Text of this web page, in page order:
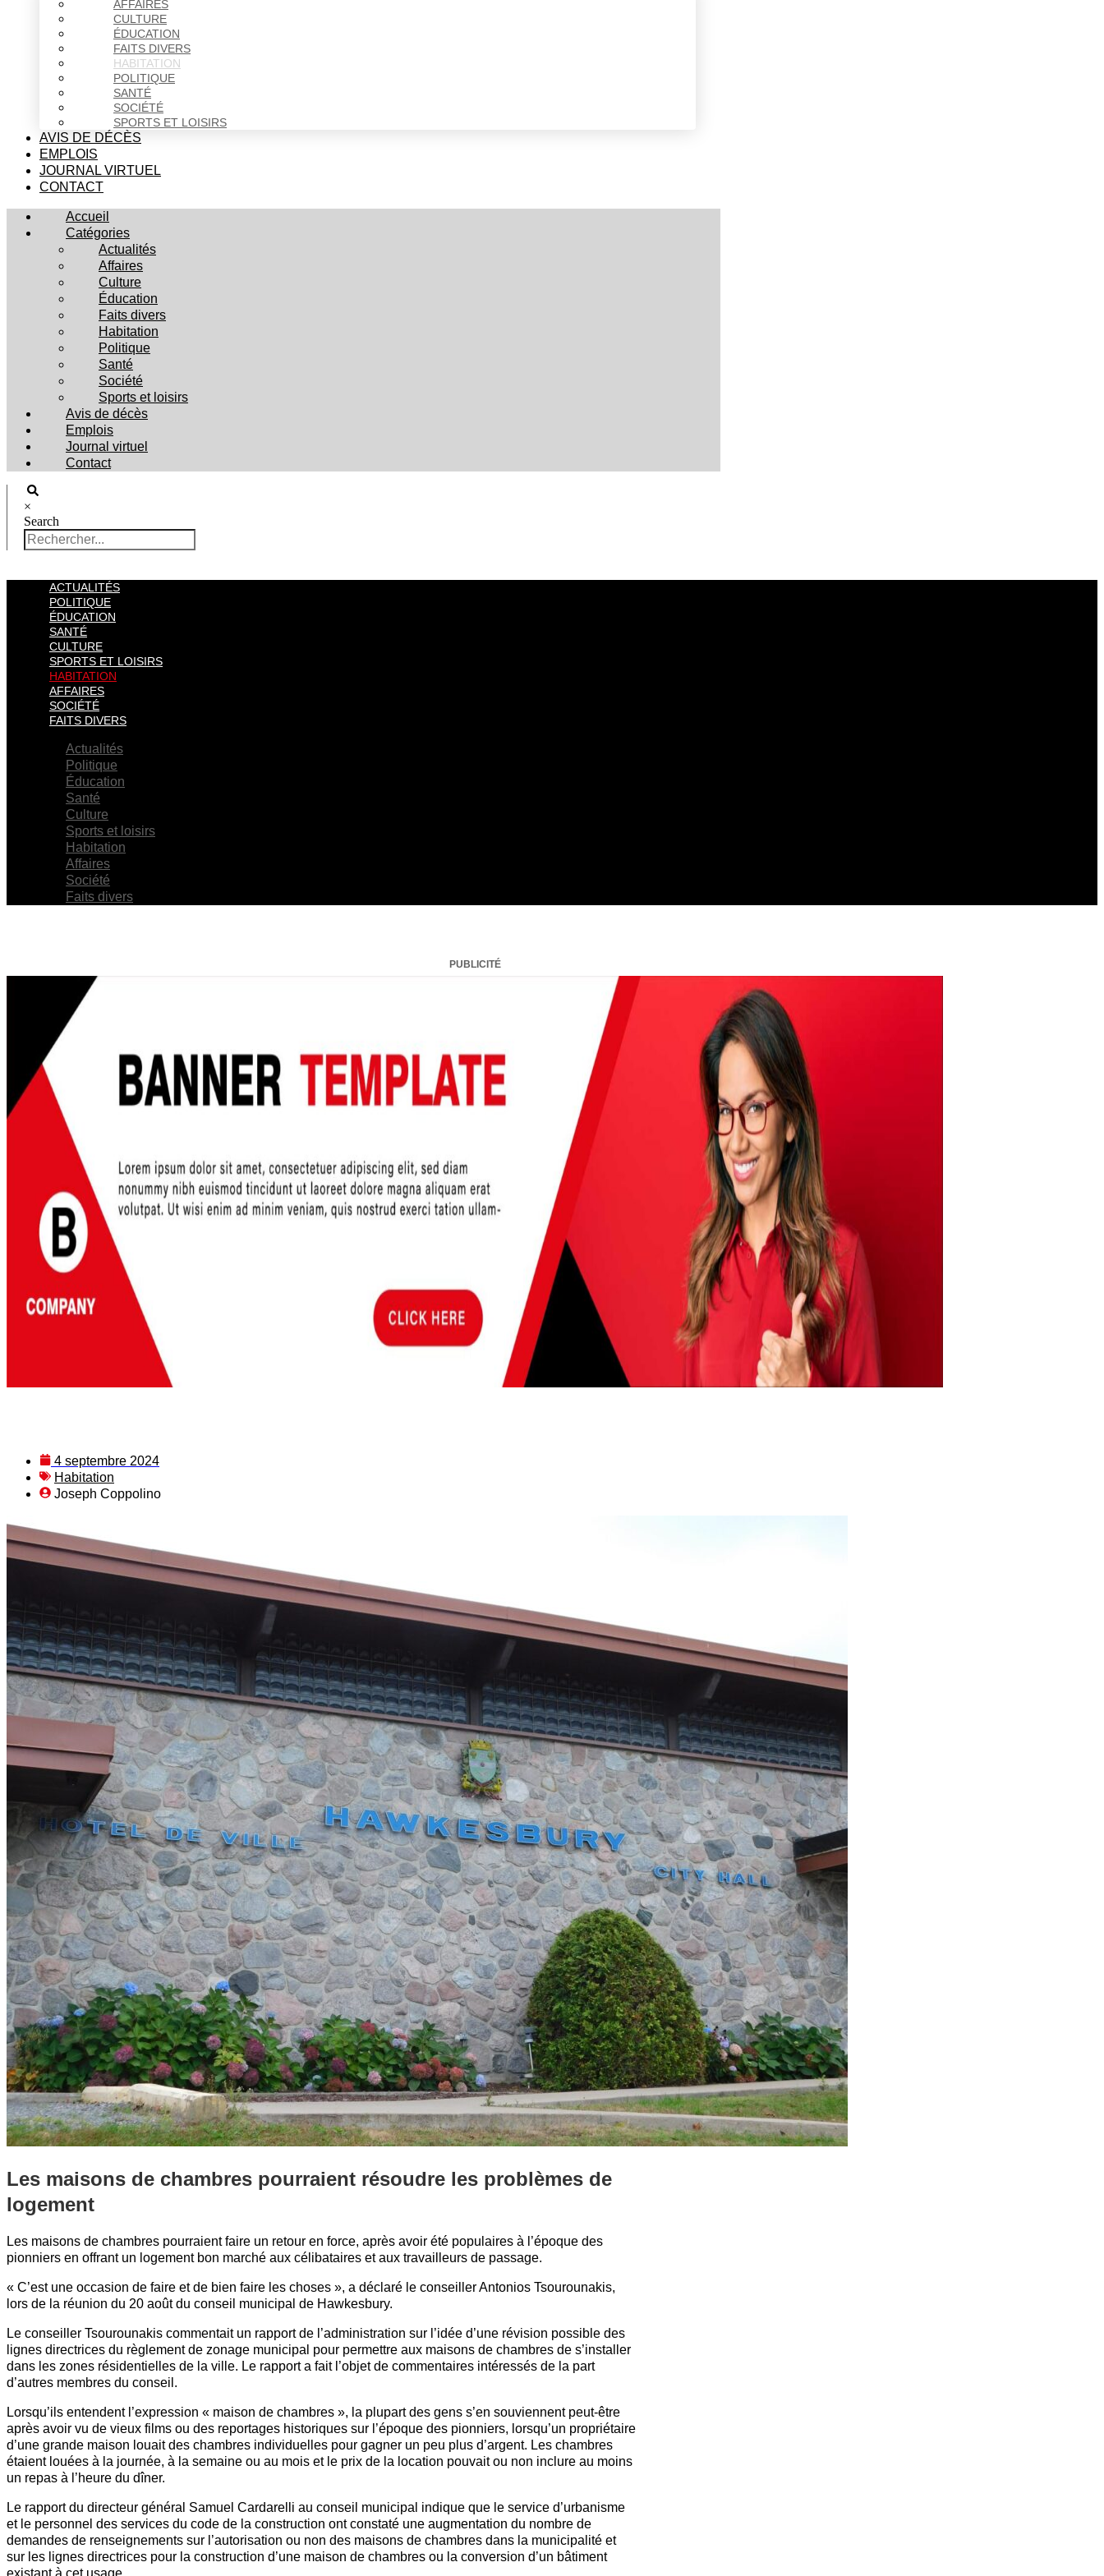
AFFAIRES
CULTURE
ÉDUCATION
FAITS DIVERS
HABITATION
POLITIQUE
SANTÉ
SOCIÉTÉ
SPORTS ET LOISIRS
AVIS DE DÉCÈS
EMPLOIS
JOURNAL VIRTUEL
CONTACT
Accueil
Catégories
Actualités
Affaires
Culture
Éducation
Faits divers
Habitation
Politique
Santé
Société
Sports et loisirs
Avis de décès
Emplois
Journal virtuel
Contact
×
Search
ACTUALITÉS
POLITIQUE
ÉDUCATION
SANTÉ
CULTURE
SPORTS ET LOISIRS
HABITATION
AFFAIRES
SOCIÉTÉ
FAITS DIVERS
Actualités
Politique
Éducation
Santé
Culture
Sports et loisirs
Habitation
Affaires
Société
Faits divers
PUBLICITÉ
4 septembre 2024
Habitation
Joseph Coppolino
Les maisons de chambres pourraient résoudre les problèmes de
logement
Les maisons de chambres pourraient faire un retour en force, après avoir été populaires à l’époque des
pionniers en offrant un logement bon marché aux célibataires et aux travailleurs de passage.
« C’est une occasion de faire et de bien faire les choses », a déclaré le conseiller Antonios Tsourounakis,
lors de la réunion du 20 août du conseil municipal de Hawkesbury.
Le conseiller Tsourounakis commentait un rapport de l’administration sur l’idée d’une révision possible des
lignes directrices du règlement de zonage municipal pour permettre aux maisons de chambres de s’installer
dans les zones résidentielles de la ville. Le rapport a fait l’objet de commentaires intéressés de la part
d’autres membres du conseil.
Lorsqu’ils entendent l’expression « maison de chambres », la plupart des gens s’en souviennent peut-être
après avoir vu de vieux films ou des reportages historiques sur l’époque des pionniers, lorsqu’un propriétaire
d’une grande maison louait des chambres individuelles pour gagner un peu plus d’argent. Les chambres
étaient louées à la journée, à la semaine ou au mois et le prix de la location pouvait ou non inclure au moins
un repas à l’heure du dîner.
Le rapport du directeur général Samuel Cardarelli au conseil municipal indique que le service d’urbanisme
et le personnel des services du code de la construction ont constaté une augmentation du nombre de
demandes de renseignements sur l’autorisation ou non des maisons de chambres dans la municipalité et
sur les lignes directrices pour la construction d’une maison de chambres ou la conversion d’un bâtiment
existant à cet usage.